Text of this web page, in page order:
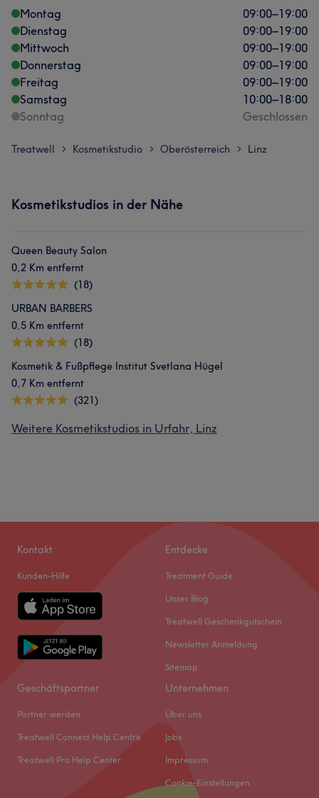
Montag 09:00–19:00
Dienstag
09:00–19:00
Mittwoch
09:00–19:00
Donnerstag
09:00–19:00
Freitag
09:00–19:00
Samstag
10:00–18:00
Sonntag
Geschlossen
Treatwell > Kosmetikstudio > Oberösterreich > Linz
Kosmetikstudios in der Nähe
Queen Beauty Salon
0,2 Km entfernt
(18)
URBAN BARBERS
0,5 Km entfernt
(18)
Kosmetik & Fußpflege Institut Svetlana Hügel
0,7 Km entfernt
(321)
Weitere Kosmetikstudios in Urfahr, Linz
Kontakt
Kunden-Hilfe
Entdecke
Treatment Guide
Unser Blog
Treatwell Geschenkgutschein
Newsletter Anmeldung
Sitemap
Geschäftspartner
Partner werden
Treatwell Connect Help Centre
Treatwell Pro Help Center
Unternehmen
Über uns
Jobs
Impressum
Cookie-Einstellungen